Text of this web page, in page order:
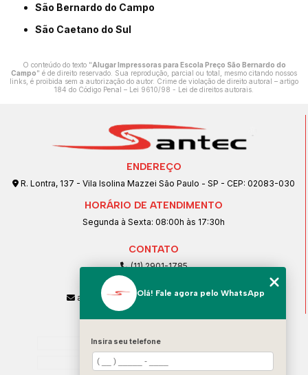
São Bernardo do Campo
São Caetano do Sul
O conteúdo do texto "Alugar Impressoras para Escola Preço São Bernardo do
Campo" é de direito reservado. Sua reprodução, parcial ou total, mesmo citando nossos
links, é proibida sem a autorização do autor. Crime de violação de direito autoral – artigo
184 do Código Penal – Lei 9610/98 - Lei de direitos autorais
ENDEREÇO
R. Lontra, 137 - Vila Isolina Mazzei São Paulo - SP - CEP: 02083-030
HORÁRIO DE ATENDIMENTO
Segunda à Sexta: 08:00h às 17:30h
CONTATO
(11) 2901-1785
(11) 99239-1832
atendimento@santeccopiadoras.com.br
Home
Empresa
Olá! Fale agora pelo WhatsApp
Insira seu telefone